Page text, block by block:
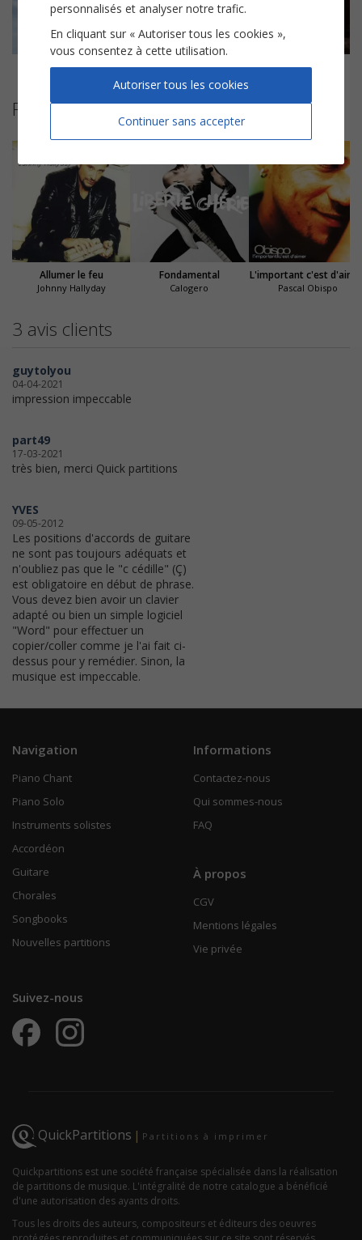
Gravité Rue de la Paix Nos âmes sont
Partitions suggérées
Allumer le feu
Johnny Hallyday
Fondamental
Calogero
L'important c'est
Pascal Obispo
3 avis clients
guytolyou
04-04-2021
impression impeccable
part49
17-03-2021
très bien, merci Quick partitions
YVES
09-05-2012
Les positions d'accords de guitare
ne sont pas toujours adéquats et
n'oubliez pas que le "c cédille" (Ç)
est obligatoire en début de phrase.
Vous devez bien avoir un clavier
adapté ou bien un simple logiciel
"Word" pour effectuer un
copier/coller comme je l'ai fait ci-
dessus pour y remédier. Sinon, la
musique est impeccable.
Navigation
Piano Chant
Piano Solo
Instruments solistes
Accordéon
Guitare
Chorales
Songbooks
Nouvelles partitions
Informations
Contactez-nous
Qui sommes-nous
FAQ
À propos
CGV
Mentions légales
Vie privée
Suivez-nous
QuickPartitions | Partitions à imprimer
Quickpartitions est une société française spécialisée dans la réalisation
de partitions de musique. L'intégralité de notre catalogue a bénéficié
d'une autorisation des ayants droits.
Tous les droits des auteurs, compositeurs et éditeurs des oeuvres
personnalisés et analyser notre trafic.
En cliquant sur « Autoriser tous les cookies »,
vous consentez à cette utilisation.
Continuer sans accepter
Autoriser tous les cookies